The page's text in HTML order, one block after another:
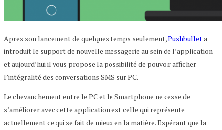
Apres son lancement de quelques temps seulement,Pushbulleta
introduit le support de nouvelle messagerie au sein de l’application
et aujourd’hui il vous propose la possibilité de pouvoir afficher
l’intégralité des conversations SMS sur PC.
Le chevauchement entre le PC et le Smartphone ne cesse de
s’améliorer avec cette application est celle qui représente
actuellement ce qui se fait de mieux en la matière. Espérant que la